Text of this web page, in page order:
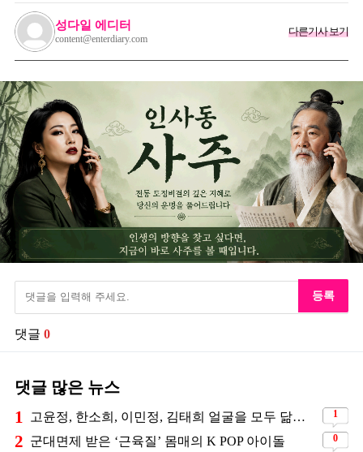
성다일 에디터
content@enterdiary.com
다른기사 보기
등록
댓글 0
댓글 많은 뉴스
1 고윤정, 한소희, 이민정, 김태희 얼굴을 모두 닮았다는 日배우 1
2 군대면제 받은 ‘근육질’ 몸매의 K POP 아이돌 0